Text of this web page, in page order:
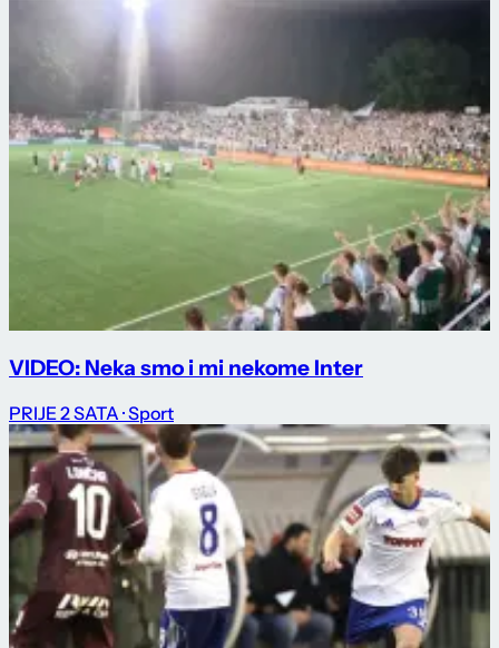
VIDEO: Neka smo i mi nekome Inter
PRIJE 2 SATA · Sport